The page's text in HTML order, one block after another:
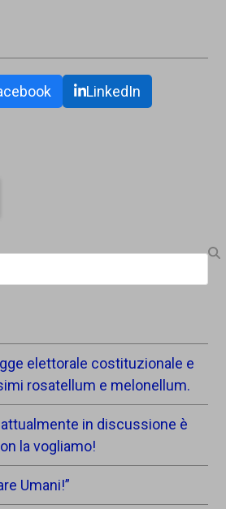
LinkedIn
elettorale costituzionale e
rosatellum e melonellum.
in discussione è
la vogliamo!
Umani!”